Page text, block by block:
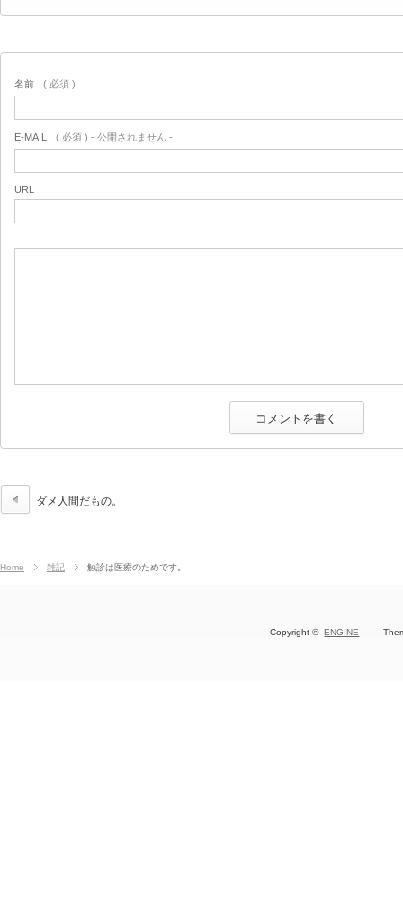
名前 ( 必須 )
E-MAIL ( 必須 ) - 公開されません -
URL
ダメ人間だもの。
Home 雑記 触診は医療のためです。
Copyright ©ENGINE